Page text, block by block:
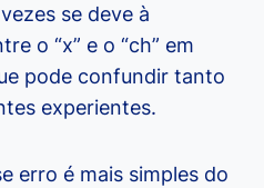
se deve à
o “x” e o “ch” em
pode confundir tanto
experientes.
erro é mais simples do